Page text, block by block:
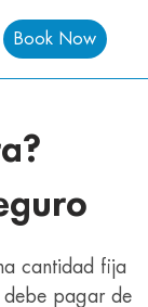
Book Now
cantidad fija
debe pagar de